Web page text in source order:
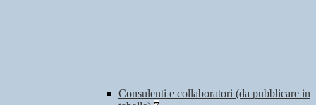
Consulenti e collaboratori (da pubblicare in